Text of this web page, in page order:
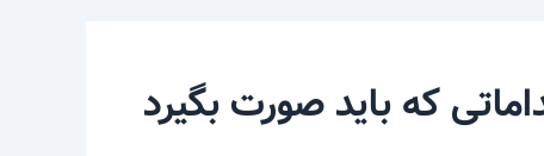
که باید صورت بگیرد